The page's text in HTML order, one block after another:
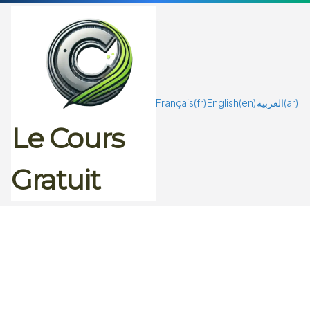
Le Cours
Gratuit
Français(fr) English(en)العربية(ar)